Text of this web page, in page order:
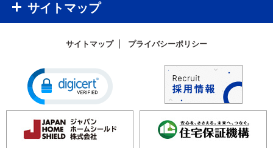
サイトマップ
サイトマップ プライバシーポリシー